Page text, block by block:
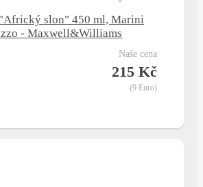
slon" 450 ml, Marini
- Maxwell&Williams
naše cena
215 Kč
(9 Euro)